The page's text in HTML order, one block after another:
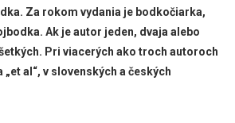
Za rokom vydania je bodkočiarka,
Ak je autor jeden, dvaja alebo
Pri viacerých ako troch autoroch
al“, v slovenských a českých